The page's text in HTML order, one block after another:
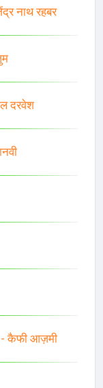
नाथ रहबर
दरवेश
- कैफी आज़मी